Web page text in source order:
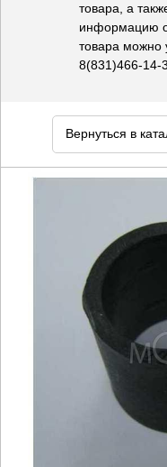
товара, а
информацию о
товара
8(831)466-14-
Вернуться в